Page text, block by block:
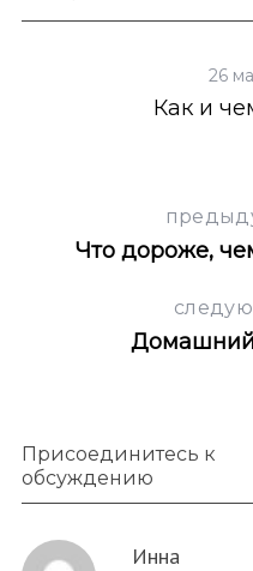
26
Как и
Что дороже,
Присоединитесь к
обсуждению
Инна